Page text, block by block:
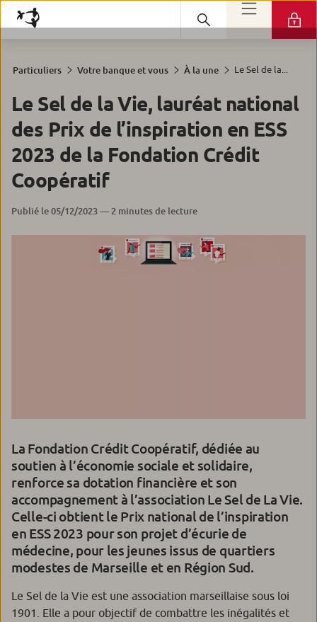
Particuliers Votre banque et vous À la une Le Sel de la...
Le Sel de la Vie, lauréat national
des Prix de l’inspiration en ESS
2023 de la Fondation Crédit
Coopératif
Publié le 05/12/2023 — 2 minutes de lecture
La Fondation Crédit Coopératif, dédiée au
soutien à l’économie sociale et solidaire,
renforce sa dotation financière et son
accompagnement à l’association Le Sel de La Vie.
Celle-ci obtient le Prix national de l’inspiration
en ESS 2023 pour son projet d’écurie de
médecine, pour les jeunes issus de quartiers
modestes de Marseille et en Région Sud.
Le Sel de la Vie est une association marseillaise sous loi
1901. Elle a pour objectif de combattre les inégalités et